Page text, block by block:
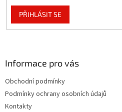
PŘIHLÁSIT SE
Informace pro vás
Obchodní podmínky
Podmínky ochrany osobních údajů
Kontakty